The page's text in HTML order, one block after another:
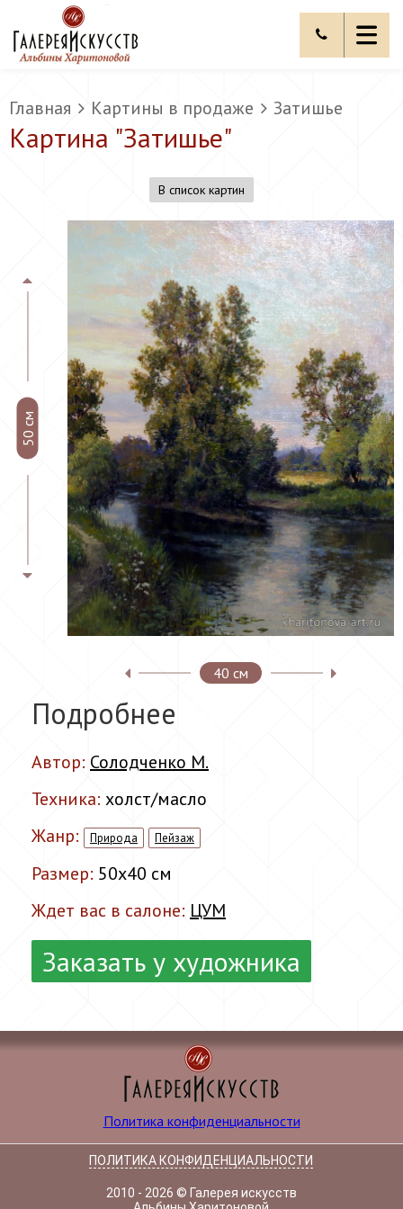
Главная Картины в продаже Затишье
Картина "Затишье"
В список картин
40 см
50 см
Подробнее
Автор: Солодченко М.
Техника: холст/масло
Жанр:
Природа Пейзаж
Размер: 50x40 см
Ждет вас в салоне: ЦУМ
Заказать у художника
Политика конфиденциальности
ПОЛИТИКА КОНФИДЕНЦИАЛЬНОСТИ
2010 - 2026 © Галерея искусств